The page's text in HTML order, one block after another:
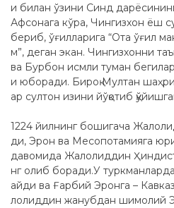
и билан ўзини Синд
Афсонага кўра, Чингизхон ёш
бериб, ўғилларига “Ота ўғил
м”, деган экан. Чингизхонни
ва Бурбон исмли туман
и юборади. Бироқ Мултан
ар султон изини йўқотиб
1224 йилнинг бошигача
ди, Эрон ва Месопотамияга
давомида Жалолиддин
нг олиб боради.У
айди ва Ғaрбий Эронга –
лолиддин жанубдан шимолий